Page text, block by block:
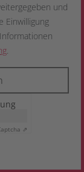
und
Einwilligung
.
⇗